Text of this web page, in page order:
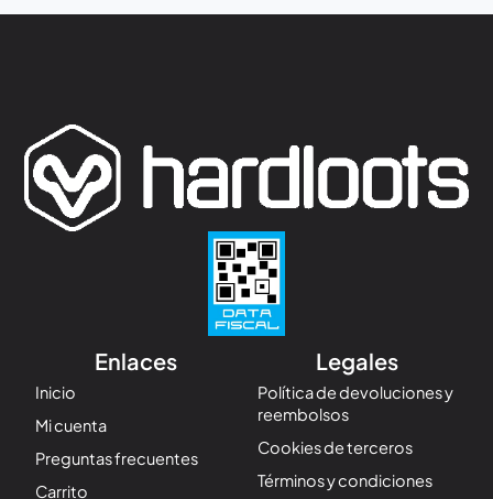
Enlaces
Inicio
Mi cuenta
Preguntas frecuentes
Carrito
Legales
Política de devoluciones y
reembolsos
Cookies de terceros
Términos y condiciones